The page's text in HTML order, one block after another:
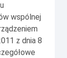
wspólnej
z dnia 8